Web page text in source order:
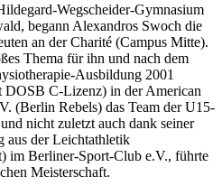
Wegscheider-Gymnasium
begann Alexandros Swoch die
an der Charité (Campus Mitte).
Thema für ihn und nach dem
Ausbildung 2001
DOSB C-Lizenz) in der American
(Berlin Rebels) das Team der U15-
nicht zuletzt auch dank seiner
aus der Leichtathletik
im Berliner-Sport-Club e.V., führte
Meisterschaft.